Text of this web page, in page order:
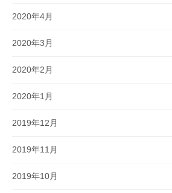
2020年4月
2020年3月
2020年2月
2020年1月
2019年12月
2019年11月
2019年10月